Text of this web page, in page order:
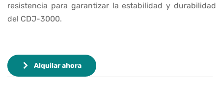
resistencia para garantizar la estabilidad y durabilidad
del CDJ-3000.
Alquilar ahora